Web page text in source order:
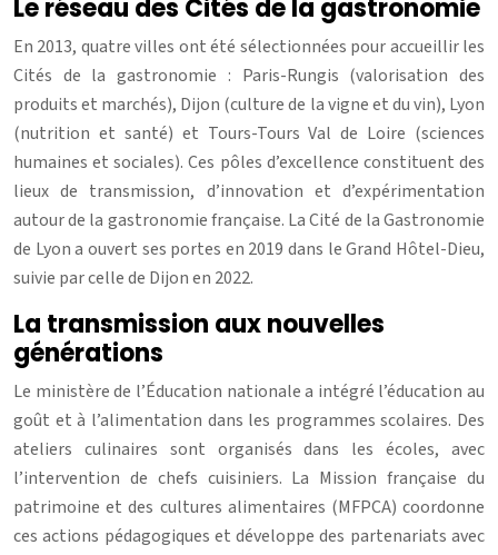
Le réseau des Cités de la gastronomie
En 2013, quatre villes ont été sélectionnées pour accueillir les
Cités de la gastronomie : Paris-Rungis (valorisation des
produits et marchés), Dijon (culture de la vigne et du vin), Lyon
(nutrition et santé) et Tours-Tours Val de Loire (sciences
humaines et sociales). Ces pôles d’excellence constituent des
lieux de transmission, d’innovation et d’expérimentation
autour de la gastronomie française. La Cité de la Gastronomie
de Lyon a ouvert ses portes en 2019 dans le Grand Hôtel-Dieu,
suivie par celle de Dijon en 2022.
La transmission aux nouvelles
générations
Le ministère de l’Éducation nationale a intégré l’éducation au
goût et à l’alimentation dans les programmes scolaires. Des
ateliers culinaires sont organisés dans les écoles, avec
l’intervention de chefs cuisiniers. La Mission française du
patrimoine et des cultures alimentaires (MFPCA) coordonne
ces actions pédagogiques et développe des partenariats avec